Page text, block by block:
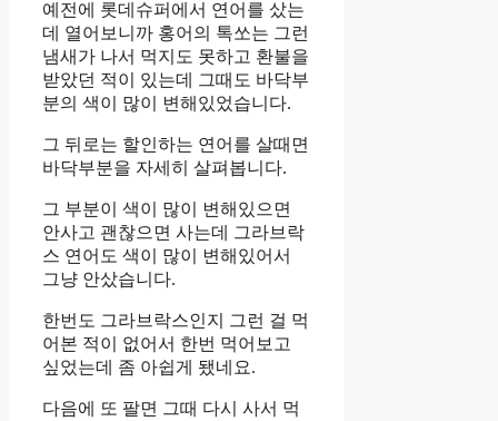
예전에 롯데슈퍼에서 연어를 샀는
데 열어보니까 홍어의 톡쏘는 그런
냄새가 나서 먹지도 못하고 환불을
받았던 적이 있는데 그때도 바닥부
분의 색이 많이 변해있었습니다.
그 뒤로는 할인하는 연어를 살때면
바닥부분을 자세히 살펴봅니다.
그 부분이 색이 많이 변해있으면
안사고 괜찮으면 사는데 그라브락
스 연어도 색이 많이 변해있어서
그냥 안샀습니다.
한번도 그라브락스인지 그런 걸 먹
어본 적이 없어서 한번 먹어보고
싶었는데 좀 아쉽게 됐네요.
다음에 또 팔면 그때 다시 사서 먹